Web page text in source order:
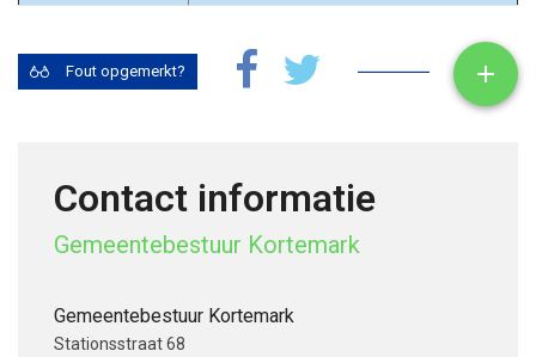
Fout opgemerkt? 
Contact informatie
Gemeentebestuur Kortemark
Gemeentebestuur Kortemark
Stationsstraat 68